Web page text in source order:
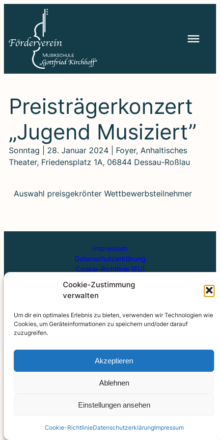
Cookie-Zustimmung
verwalten
Um dir ein optimales Erlebnis zu bieten, verwenden wir Technologien wie
Cookies, um Geräteinformationen zu speichern und/oder darauf
zuzugreifen.
Akzeptieren
Ablehnen
Einstellungen ansehen
Coo­kie-Richt­li­nieDaten­schutz­er­klä­rungImpres­sum
springen
Preis­trä­ger­kon­zert
„Jugend Musi­ziert”
Sonntag | 28. Januar 2024 | Foyer, Anhaltisches
Theater, Friedensplatz 1A, 06844 Dessau-Roßlau
Aus­wahl preis­ge­krön­ter Wett­be­werbs­teil­neh­mer
Impressum
Datenschutzerklärung
Cookie-Richtlinie (EU)
Kontakt Förderverein
Verein der Freunde und Förderer der Musikschule "Gottfried
Vorsitzender: Hanfried Treffurth | IBAN: DE35 8005 3722
0030 6401 79 | BIC: NOLADE21BTF